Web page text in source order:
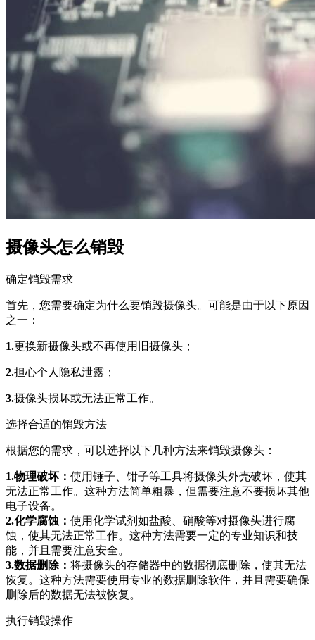
摄像头怎么销毁
确定销毁需求
首先，您需要确定为什么要销毁摄像头。可能是由于以下原因
之一：
1.更换新摄像头或不再使用旧摄像头；
2.担心个人隐私泄露；
3.摄像头损坏或无法正常工作。
选择合适的销毁方法
根据您的需求，可以选择以下几种方法来销毁摄像头：
1.物理破坏： 使用锤子、钳子等工具将摄像头外壳破坏，使其
无法正常工作。这种方法简单粗暴，但需要注意不要损坏其他
电子设备。
2.化学腐蚀： 使用化学试剂如盐酸、硝酸等对摄像头进行腐
蚀，使其无法正常工作。这种方法需要一定的专业知识和技
能，并且需要注意安全。
3.数据删除： 将摄像头的存储器中的数据彻底删除，使其无法
恢复。这种方法需要使用专业的数据删除软件，并且需要确保
删除后的数据无法被恢复。
执行销毁操作